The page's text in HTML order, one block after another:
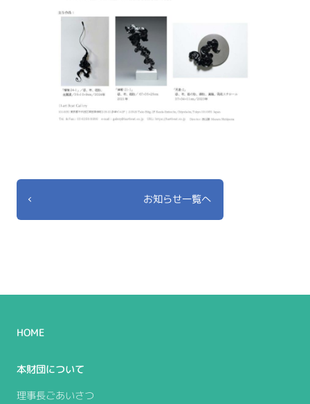
お知らせ一覧へ
HOME
本財団について
理事長ごあいさつ